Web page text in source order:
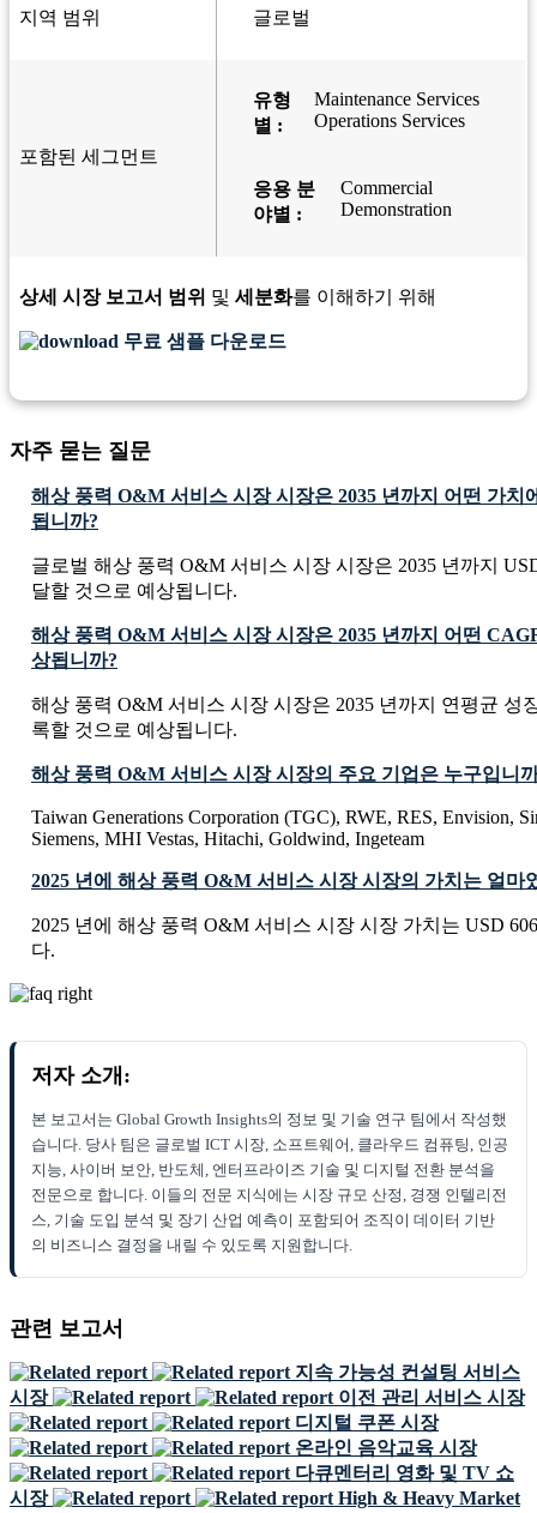
지역 범위 글로벌
포함된 세그먼트
유형
별 :
Maintenance Services
Operations Services
응용 분
야별 :
Commercial
Demonstration
상세 시장 보고서 범위 및 세분화를 이해하기 위해
무료 샘플 다운로드
자주 묻는 질문
해상 풍력 O&M 서비스 시장 시장은 2035 년까지 어떤 가치
됩니까?
글로벌 해상 풍력 O&M 서비스 시장 시장은 2035 년까지
달할 것으로 예상됩니다.
해상 풍력 O&M 서비스 시장 시장은 2035 년까지 어떤
상됩니까?
해상 풍력 O&M 서비스 시장 시장은 2035 년까지 연평균 성
록할 것으로 예상됩니다.
해상 풍력 O&M 서비스 시장 시장의 주요 기업은 누구입니
Taiwan Generations Corporation (TGC), RWE, RES, Envision,
Siemens, MHI Vestas, Hitachi, Goldwind, Ingeteam
2025 년에 해상 풍력 O&M 서비스 시장 시장의 가치는 얼마
2025 년에 해상 풍력 O&M 서비스 시장 시장 가치는 USD
다.
저자 소개:
본 보고서는 Global Growth Insights의 정보 및 기술 연구 팀에서 작성했
습니다. 당사 팀은 글로벌 ICT 시장, 소프트웨어, 클라우드 컴퓨팅, 인공
지능, 사이버 보안, 반도체, 엔터프라이즈 기술 및 디지털 전환 분석을
전문으로 합니다. 이들의 전문 지식에는 시장 규모 산정, 경쟁 인텔리전
스, 기술 도입 분석 및 장기 산업 예측이 포함되어 조직이 데이터 기반
의 비즈니스 결정을 내릴 수 있도록 지원합니다.
관련 보고서
지속 가능성 컨설팅 서비스
시장
이전 관리 서비스 시장
디지털 쿠폰 시장
온라인 음악교육 시장
다큐멘터리 영화 및 TV 쇼
시장
High & Heavy Market